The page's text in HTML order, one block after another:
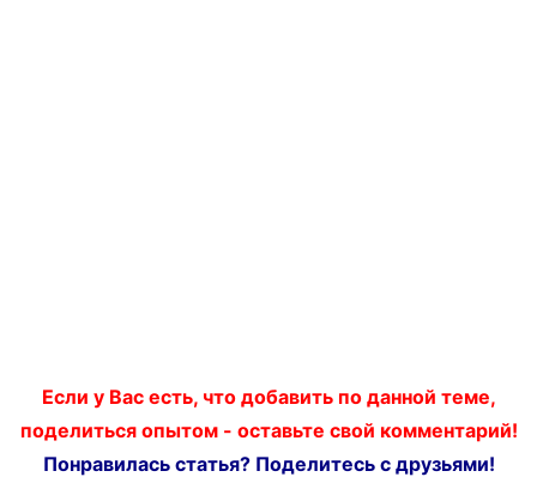
Если у Вас есть, что добавить по данной теме,
поделиться опытом - оставьте свой комментарий!
Понравилась статья? Поделитесь с друзьями!